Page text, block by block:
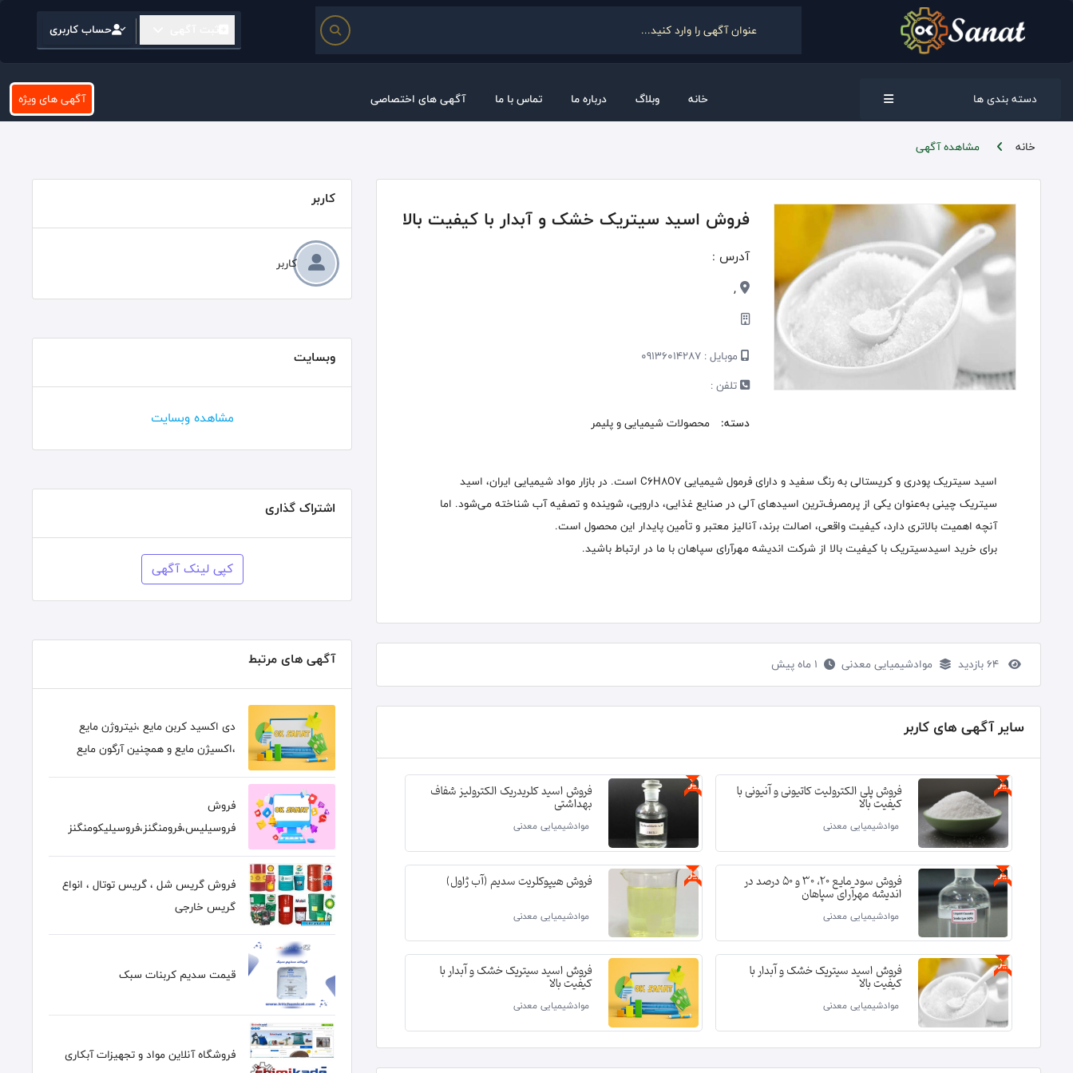
حساب کاربری
دسته بندی ها خانه وبلاگ درباره ما تماس با ما آگهی های اختصاصی آگهی های ویژه
خانه مشاهده آگهی
فروش اسید سیتریک خشک و آبدار با کیفیت بالا
آدرس :
,
موبایل : 09136014287
تلفن :
دسته:
محصولات شیمیایی و پلیمر
اسید سیتریک پودری و کریستالی به رنگ سفید و دارای فرمول شیمیایی C۶H۸O۷ است. در بازار مواد شیمیایی ایران، اسید
سیتریک چینی به‌عنوان یکی از پرمصرف‌ترین اسیدهای آلی در صنایع غذایی، دارویی، شوینده و تصفیه آب شناخته می‌شود. اما
آنچه اهمیت بالاتری دارد، کیفیت واقعی، اصالت برند، آنالیز معتبر و تأمین پایدار این محصول است.
برای خرید اسیدسیتریک با کیفیت بالا از شرکت اندیشه مهرآرای سپاهان با ما در ارتباط باشید.
موادشیمیایی معدنی 1 ماه پیش
سایر آگهی های کاربر
ویژه فروش پلی الکترولیت کاتیونی و آنیونی با
کیفیت بالا
موادشیمیایی معدنی
ویژه فروش اسید کلریدریک الکترولیز شفاف
بهداشتی
موادشیمیایی معدنی
ویژه فروش سود مایع 20، 30 و 50 درصد در
اندیشه مهرآرای سپاهان
موادشیمیایی معدنی
ویژه فروش هیپوکلریت سدیم (آب ژاول)
موادشیمیایی معدنی
ویژه فروش اسید سیتریک خشک و آبدار با
کیفیت بالا
موادشیمیایی معدنی
فروش اسید سیتریک خشک و آبدار با
کیفیت بالا
موادشیمیایی معدنی
کاربر
کاربر
وبسایت
مشاهده وبسایت
اشتراک گذاری
کپی لینک آگهی
آگهی های مرتبط
دی اکسید کربن مایع ،نیتروژن مایع
،اکسیژن مایع و همچنین آرگون مایع
فروش
فروسیلیس،فرومنگنز،فروسیلیکومنگنز
فروش گریس شل ، گریس توتال ، انواع
گریس خارجی
قیمت سدیم کربنات سبک
فروشگاه آنلاین مواد و تجهیزات آبکاری